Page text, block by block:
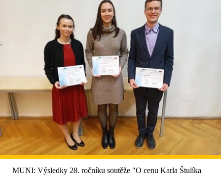
MUNI: Výsledky 28. ročníku soutěže "O cenu Karla Štulíka